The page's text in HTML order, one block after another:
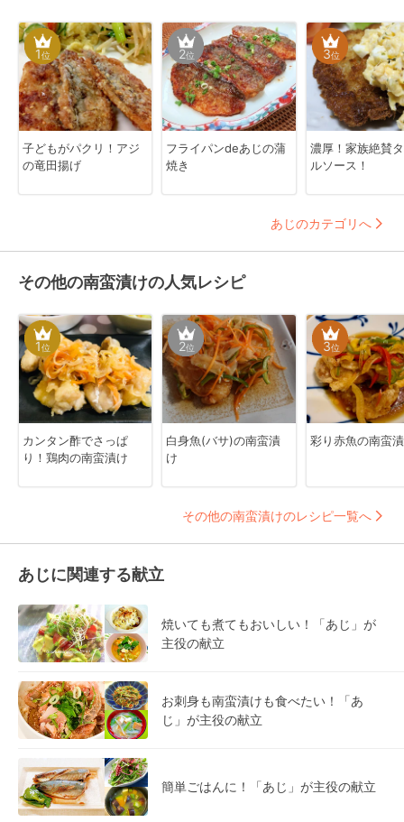
1位
子どもがパクリ！アジ
の竜田揚げ
2位
フライパンdeあじの蒲
焼き
3位
濃厚！家族絶賛
ルソース！
あじのカテゴリへ
その他の南蛮漬けの人気レシピ
1位
カンタン酢でさっぱ
り！鶏肉の南蛮漬け
2位
白身魚(バサ)の南蛮漬
け
3位
彩り赤魚の南蛮
その他の南蛮漬けのレシピ一覧へ
あじに関連する献立
焼いても煮てもおいしい！「あじ」が
主役の献立
お刺身も南蛮漬けも食べたい！「あ
じ」が主役の献立
簡単ごはんに！「あじ」が主役の献立